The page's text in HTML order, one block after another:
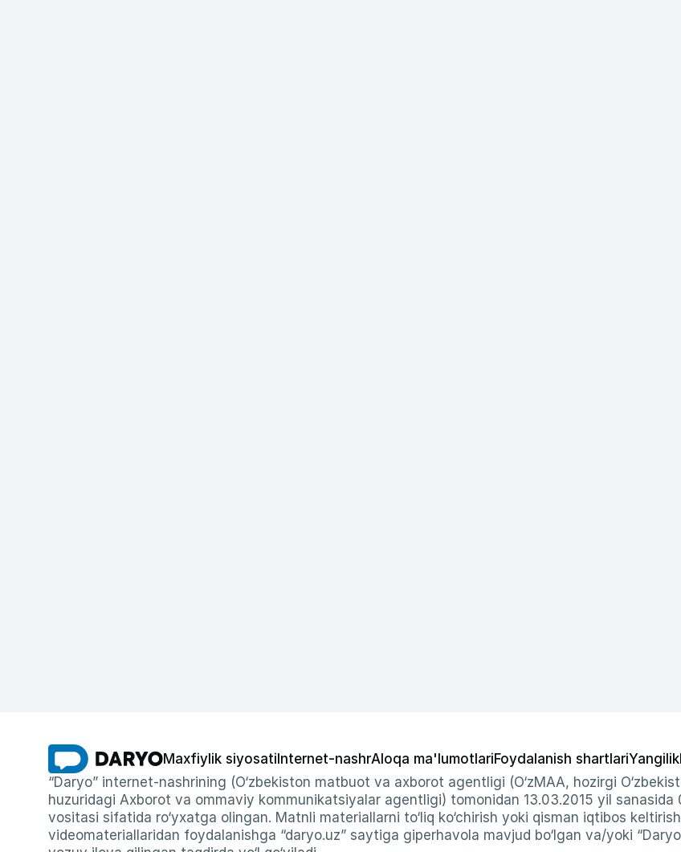
Maxfiylik siyosati Internet-nashrAloqa ma'lumotlariFoydalanish shartlari
“Daryo” internet-nashrining (O‘zbekiston matbuot va axborot agentligi (O‘zMAA, hozirgi
huzuridagi Axborot va ommaviy kommunikatsiyalar agentligi) tomonidan 13.03.2015 yil
vositasi sifatida ro‘yxatga olingan. Matnli materiallarni to‘liq ko‘chirish yoki qisman iqtibos
videomateriallaridan foydalanishga “daryo.uz” saytiga giperhavola mavjud bo‘lgan va/yoki